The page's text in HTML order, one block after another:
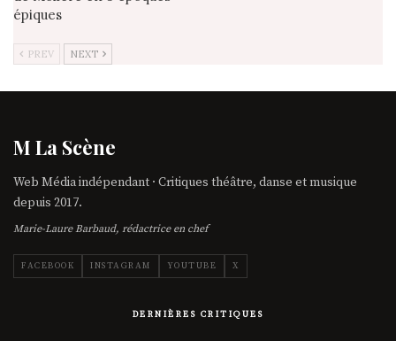
épiques
PREV NEXT
M La Scène
Web Média indépendant · Critiques théâtre, danse et musique
depuis 2017.
Marie-Laure Barbaud, rédactrice en chef
FACEBOOK INSTAGRAM YOUTUBE X
DERNIÈRES CRITIQUES